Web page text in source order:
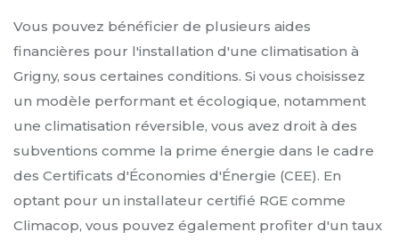
Vous pouvez bénéficier de plusieurs aides
financières pour l'installation d'une climatisation à
Grigny, sous certaines conditions. Si vous choisissez
un modèle performant et écologique, notamment
une climatisation réversible, vous avez droit à des
subventions comme la prime énergie dans le cadre
des Certificats d'Économies d'Énergie (CEE). En
optant pour un installateur certifié RGE comme
Climacop, vous pouvez également profiter d'un taux